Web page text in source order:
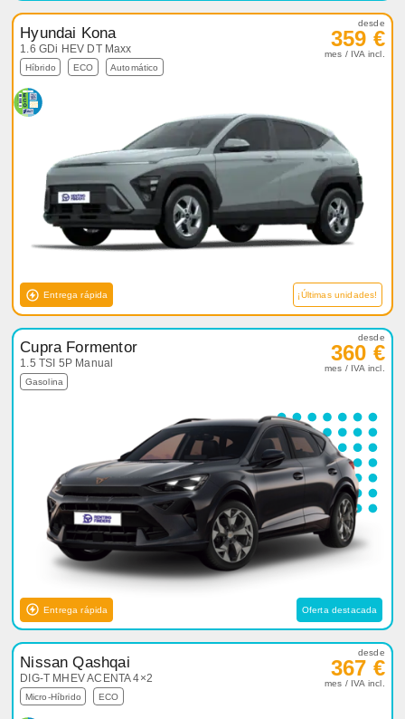
Hyundai Kona
1.6 GDi HEV DT Maxx
Híbrido ECO Automático
desde
359 €
mes / IVA incl.
Entrega rápida ¡Últimas unidades!
Cupra Formentor
1.5 TSI 5P Manual
Gasolina
desde
360 €
mes / IVA incl.
Entrega rápida Oferta destacada
Nissan Qashqai
DIG-T MHEV ACENTA 4×2
Micro-Híbrido ECO
desde
367 €
mes / IVA incl.